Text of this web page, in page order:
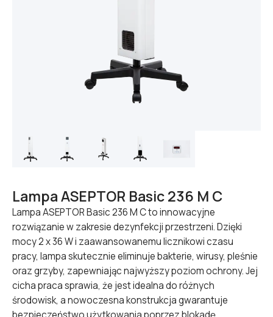
Lampa ASEPTOR Basic 236 M C
Lampa ASEPTOR Basic 236 M C to innowacyjne
rozwiązanie w zakresie dezynfekcji przestrzeni. Dzięki
mocy 2 x 36 W i zaawansowanemu licznikowi czasu
pracy, lampa skutecznie eliminuje bakterie, wirusy, pleśnie
oraz grzyby, zapewniając najwyższy poziom ochrony. Jej
cicha praca sprawia, że jest idealna do różnych
środowisk, a nowoczesna konstrukcja gwarantuje